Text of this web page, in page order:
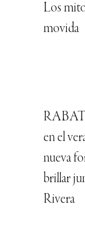
Los
movida
RABAT
en el
nueva
brillar
Rivera